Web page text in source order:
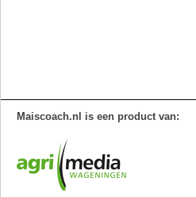
Maiscoach.nl is een product van: